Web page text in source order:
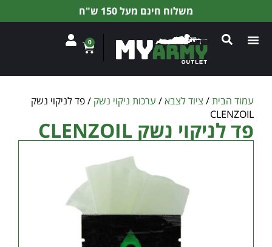
משלוח חינם מעל 150 ש"ח
0
עמוד הבית/ ציוד לצבא/ ערכות ניקוי נשק / פד לניקוי נשק
CLENZOIL
פד לניקוי נשק CLENZOIL